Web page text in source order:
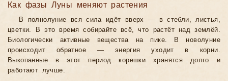
Как фазы Луны меняют растения
В полнолуние вся сила идёт вверх — в стебли, листья,
цветки. В это время собирайте всё, что растёт над землёй.
Биологически активные вещества на пике. В новолуние
происходит обратное — энергия уходит в корни.
Выкопанные в этот период корешки хранятся долго и
работают лучше.